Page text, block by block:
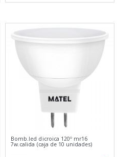
Bomb.led dicroica 120º mr16
7w.calida (caja de 10 unidades)